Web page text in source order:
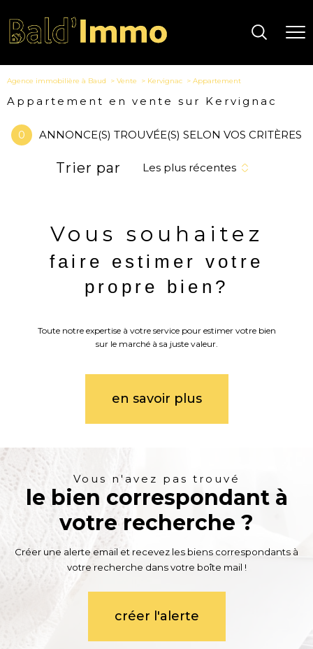
Agence immobilière à Baud Vente Kervignac Appartement
Appartement en vente sur Kervignac
0 ANNONCE(S) TROUVÉE(S) SELON VOS CRITÈRES
Trier par Les plus récentes
Vous souhaitez
faire estimer votre
propre bien?
Toute notre expertise à votre service pour estimer votre bien
sur le marché à sa juste valeur.
en savoir plus
Vous n'avez pas trouvé
le bien correspondant à
votre recherche ?
Créer une alerte email et recevez les biens correspondants à
votre recherche dans votre boîte mail !
créer l'alerte